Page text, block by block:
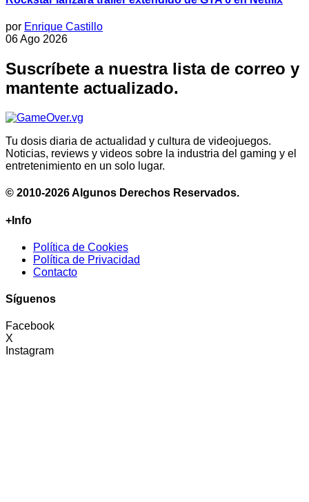
por Enrique Castillo
06 Ago 2026
Suscríbete a nuestra lista de correo y
mantente actualizado.
Tu dosis diaria de actualidad y cultura de videojuegos.
Noticias, reviews y videos sobre la industria del gaming y el
entretenimiento en un solo lugar.
© 2010-2026 Algunos Derechos Reservados.
+Info
Política de Cookies
Política de Privacidad
Contacto
Síguenos
Facebook
X
Instagram